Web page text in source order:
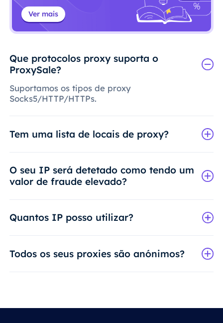
Ver mais
Que protocolos proxy suporta o
ProxySale?
Suportamos os tipos de proxy
Socks5/HTTP/HTTPs.
Tem uma lista de locais de proxy?
O seu IP será detetado como tendo um
valor de fraude elevado?
Quantos IP posso utilizar?
Todos os seus proxies são anónimos?